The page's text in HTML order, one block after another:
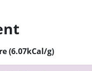
(6.07kCal/g)